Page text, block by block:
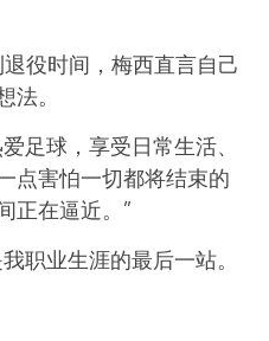
役时间，梅西直言自己
。
足球，享受日常生活、
点害怕一切都将结束的
正在逼近。”
职业生涯的最后一站。